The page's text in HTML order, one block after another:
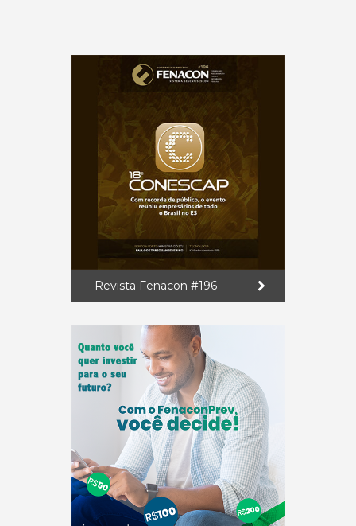
Revista Fenacon #196